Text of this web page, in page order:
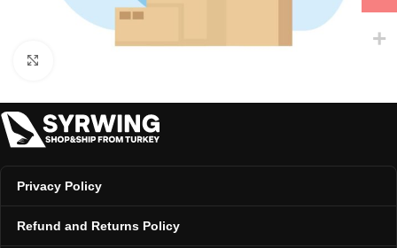
Privacy Policy
Refund and Returns Policy